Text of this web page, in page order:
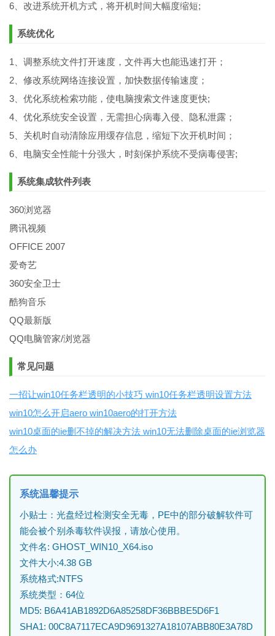
6、改进系统开机方式，将开机时间大幅度缩短;
系统优化
1、调整系统文件打开速度，文件再大也能迅速打开；
2、修改系统网络连接设置，加快数据传输速度；
3、优化系统检索功能，使电脑搜索文件速度更快;
4、优化系统安全设置，无需担心病毒入侵、隐私泄露；
5、关机时自动清除应用缓存信息，缩短下次开机时间；
6、电脑安全性能十分强大，时刻保护系统不受病毒侵害;
系统集成软件列表
360浏览器
腾讯视频
OFFICE 2007
爱奇艺
360安全卫士
酷狗音乐
QQ最新版
QQ电脑管家/浏览器
常见问题
一招让win10任务栏透明的小技巧 win10任务栏透明设置方法
win10怎么开启aero win10aero的打开方法
win10桌面的ie删不掉的解决方法 win10无法删除桌面的ie浏览器
怎么办
系统温馨提示
小贴士：光盘经过检测安全无毒，PE中的部分破解软件可
能会被个别杀毒软件误报，请放心使用。
文件名: GHOST_WIN10_X64.iso
文件大小:4.38 GB
系统格式:NTFS
系统类型：64位
MD5: B6A41AB1892D6A85258DF36BBBE5D6F1
SHA1: 00C8A7117ECA9D9691327A18107ABB80E3A78D